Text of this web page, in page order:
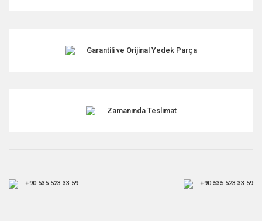
Garantili ve Orijinal Yedek Parça
Zamanında Teslimat
+90 535 523 33 59 +90 535 523 33 59